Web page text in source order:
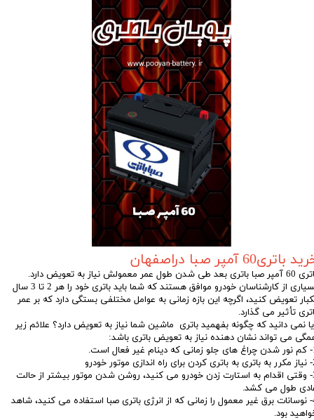
باتری60 آمپر صبا دراصفهان
باتری 60 آمپر صبا باتری بعد طی شدن طول عمر معمولش نیاز به تعویض دارد.
بسیاری از کارشناسان خودرو موافق هستند که شما باید باتری خود را هر 2 تا 3 سال
تعویض کنید، اگرچه این بازه زمانی به عوامل مختلفی بستگی دارد که بر عمر
تأثیر می گذارد.
نمی دانید که چگونه بفهمید باتری ماشین شما نیاز به تعویض دارد؟ علائم زیر
می تواند نشان دهنده نیاز به تعویض باتری باشد:
است.
موتور خودرو
3- وقتی اقدام به استارت زدن خودرو می کنید، روشن شدن موتور بیشتر از حالت
طول می کشد.
4- نوسانات برق غیر معمول را زمانی که از انرژی باتری صبا استفاده می کنید، شاهد
بود.